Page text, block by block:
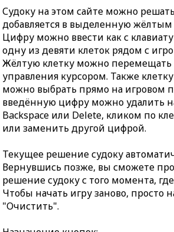
Судоку на этом сайте можно
добавляется в выделенную жёлтым
Цифру можно ввести как с
одну из девяти клеток рядом с
Жёлтую клетку можно
управления курсором. Также
можно выбрать прямо на игровом
введённую цифру можно удалить
Backspace или Delete, кликом по
или заменить другой цифрой.
Текущее решение судоку
Вернувшись позже, вы сможете
решение судоку с того момента,
Чтобы начать игру заново, просто
"Очистить".